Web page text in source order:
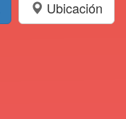
Ubicación